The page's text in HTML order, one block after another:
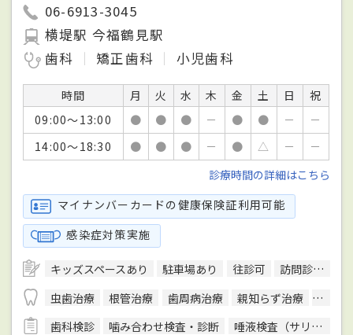
06-6913-3045
横堤駅 今福鶴見駅
歯科
矯正歯科 小児歯科
時間 月 火 水 木 金 土 日
祝
09:00～13:00
● ● ● － ● ● －
－
14:00～18:30
● ● ● － ● △ －
－
診療時間の詳細はこちら
マイナンバーカードの健康保険証利用可能
感染症対策実施
キッズスペースあり 駐車場あり 往診可 訪問診療可
虫歯治療
根管治療 歯周病治療 親知らず治療
顎関
歯科検診
噛み合わせ検査・診断 唾液検査（サリバテスト）